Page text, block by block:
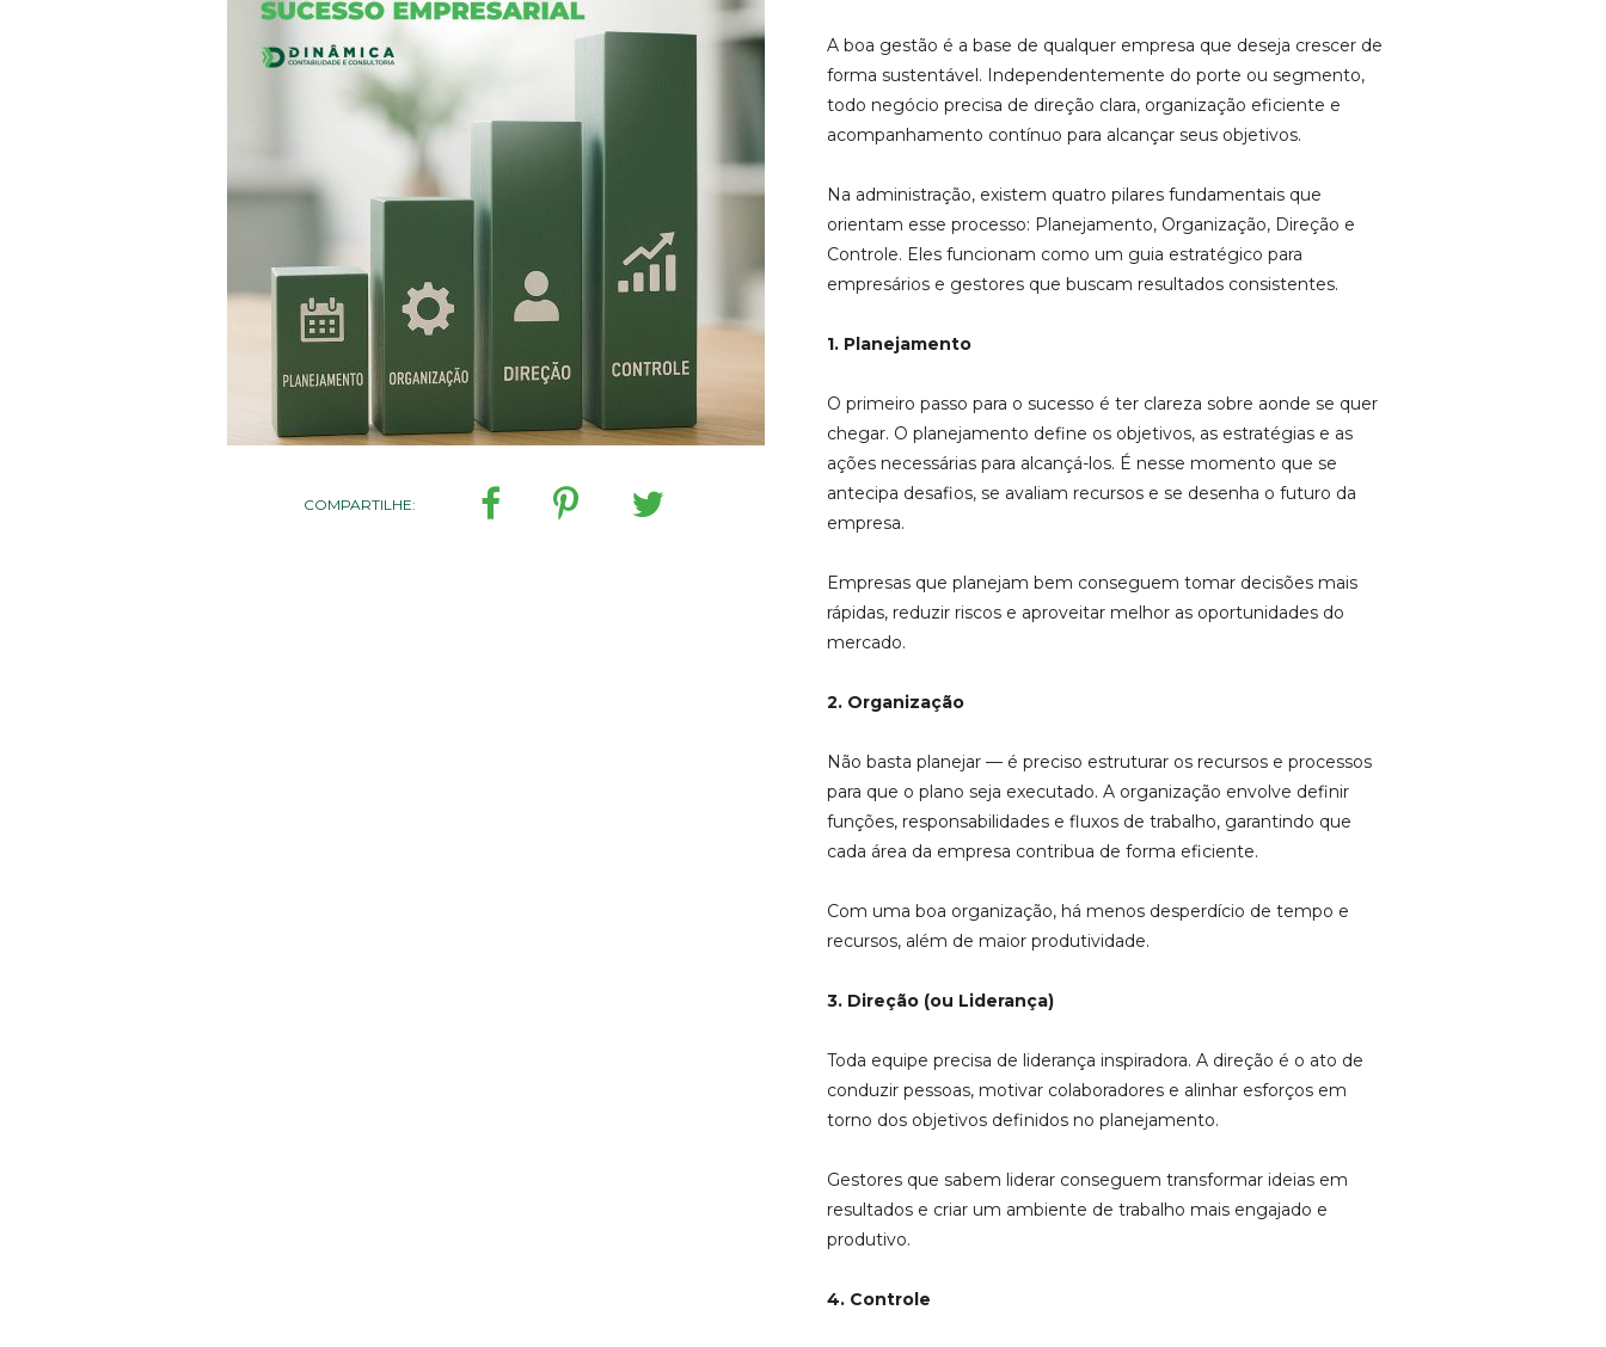
COMPARTILHE:
A boa gestão é a base de qualquer empresa que deseja crescer de
forma sustentável. Independentemente do porte ou segmento,
todo negócio precisa de direção clara, organização eficiente e
acompanhamento contínuo para alcançar seus objetivos.
Na administração, existem quatro pilares fundamentais que
orientam esse processo: Planejamento, Organização, Direção e
Controle. Eles funcionam como um guia estratégico para
empresários e gestores que buscam resultados consistentes.
1. Planejamento
O primeiro passo para o sucesso é ter clareza sobre aonde se quer
chegar. O planejamento define os objetivos, as estratégias e as
ações necessárias para alcançá-los. É nesse momento que se
antecipa desafios, se avaliam recursos e se desenha o futuro da
empresa.
Empresas que planejam bem conseguem tomar decisões mais
rápidas, reduzir riscos e aproveitar melhor as oportunidades do
mercado.
2. Organização
Não basta planejar — é preciso estruturar os recursos e processos
para que o plano seja executado. A organização envolve definir
funções, responsabilidades e fluxos de trabalho, garantindo que
cada área da empresa contribua de forma eficiente.
Com uma boa organização, há menos desperdício de tempo e
recursos, além de maior produtividade.
3. Direção (ou Liderança)
Toda equipe precisa de liderança inspiradora. A direção é o ato de
conduzir pessoas, motivar colaboradores e alinhar esforços em
torno dos objetivos definidos no planejamento.
Gestores que sabem liderar conseguem transformar ideias em
resultados e criar um ambiente de trabalho mais engajado e
produtivo.
4. Controle